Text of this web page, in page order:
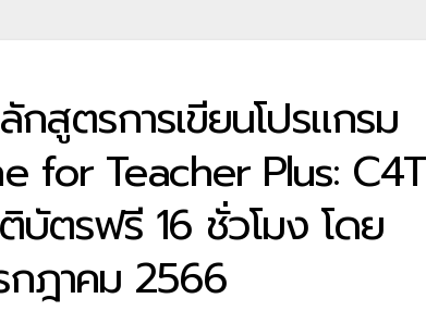
สูตรการเขียนโปรแกรม
for Teacher Plus: C4T
บัตรฟรี 16 ชั่วโมง โดย
ฎาคม 2566